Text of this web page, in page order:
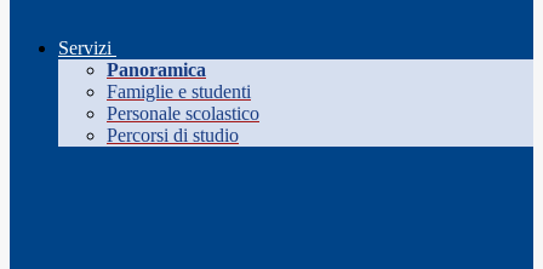
Servizi
Panoramica
Famiglie e studenti
Personale scolastico
Percorsi di studio